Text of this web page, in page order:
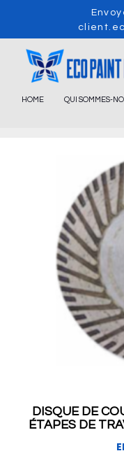
content
HOME QUI SOMMES-
DISQUE DE
ÉTAPES DE